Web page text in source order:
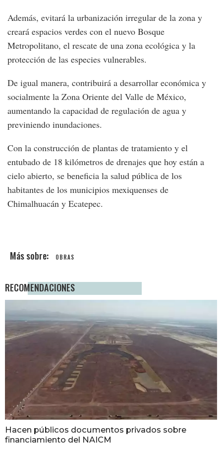
Además, evitará la urbanización irregular de la zona y
creará espacios verdes con el nuevo Bosque
Metropolitano, el rescate de una zona ecológica y la
protección de las especies vulnerables.
De igual manera, contribuirá a desarrollar económica y
socialmente la Zona Oriente del Valle de México,
aumentando la capacidad de regulación de agua y
previniendo inundaciones.
Con la construcción de plantas de tratamiento y el
entubado de 18 kilómetros de drenajes que hoy están a
cielo abierto, se beneficia la salud pública de los
habitantes de los municipios mexiquenses de
Chimalhuacán y Ecatepec.
OBRAS
RECOMENDACIONES
Hacen públicos documentos privados sobre
financiamiento del NAICM